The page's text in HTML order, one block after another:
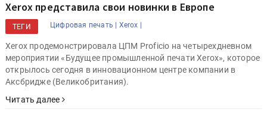
Xerox представила свои новинки в Европе
ТЕГИ Цифровая печать | Xerox |
Xerox продемонстрировала ЦПМ Proficio на четырехдневном
мероприятии «Будущее промышленной печати Xerox», которое
открылось сегодня в инновационном центре компании в
Аксбридже (Великобритания).
Читать далее